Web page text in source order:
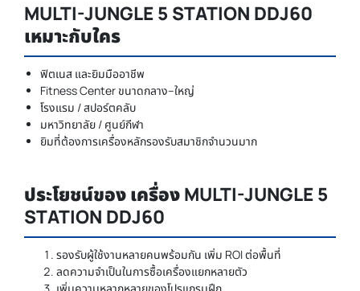
MULTI-JUNGLE 5 STATION DDJ60
เหมาะกับใคร
ฟิตเนส และยิมมืออาชีพ
Fitness Center ขนาดกลาง–ใหญ่
โรงแรม / สปอร์ตคลับ
มหาวิทยาลัย / ศูนย์กีฬา
ยิมที่ต้องการเครื่องหลักรองรับสมาชิกจำนวนมาก
ประโยชน์ของ เครื่อง MULTI-JUNGLE 5
STATION DDJ60
รองรับผู้ใช้งานหลายคนพร้อมกัน เพิ่ม ROI ต่อพื้นที่
ลดความจำเป็นในการซื้อเครื่องแยกหลายตัว